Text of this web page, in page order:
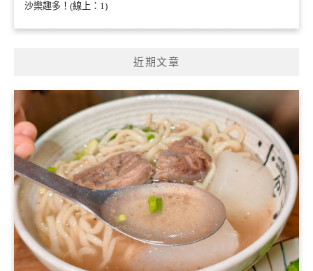
沙樂趣多！(線上：1)
近期文章